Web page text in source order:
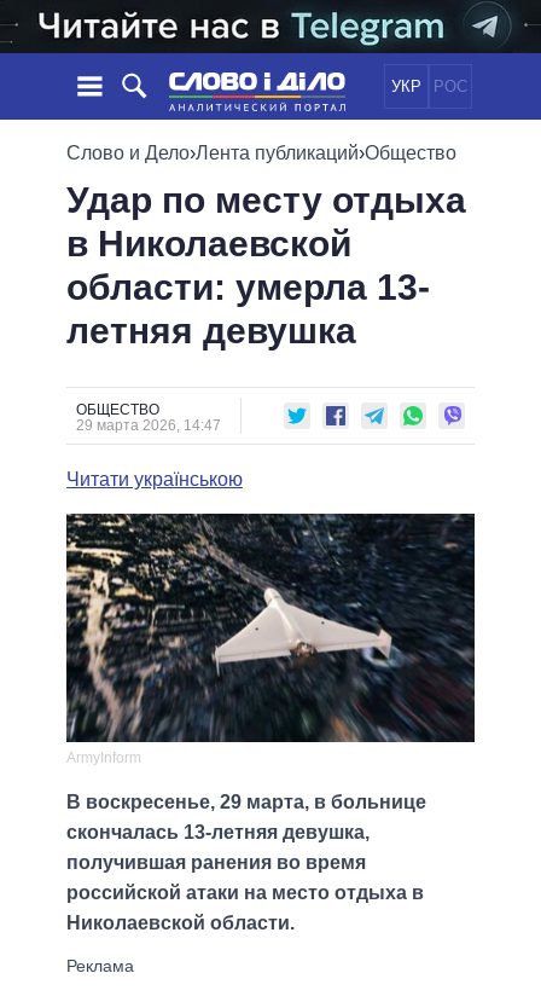
УКР РОС
НОВОСТИ
ЛЕНТА
СОБЫТИЯ
СТАТЬИ
ОБЗОРЫ
ДАЙДЖЕСТЫ
ПОЛИТИКА
ЭКОНОМИКА
ОБЩЕСТВО
МИР
ОБЕЩАНИЯ
ПОЛИТИКИ
ПРЕЗИДЕНТ И ОФИС
ВЕРХОВНАЯ РАДА
КАБИНЕТ МИНИСТРОВ
МЭРЫ
ВСЕ ПЕРСОНЫ
ИНФОГРАФИКА
ПОДДЕРЖАТЬ
СРАВНЕНИЕ ПОЛИТИКОВ
Слово и Дело›Лента публикаций›Общество
Удар по месту отдыха
в Николаевской
области: умерла 13-
летняя девушка
ОБЩЕСТВО
29 марта 2026, 14:47
Читати українською
ArmyInform
В воскресенье, 29 марта, в больнице
скончалась 13-летняя девушка,
получившая ранения во время
российской атаки на место отдыха в
Николаевской области.